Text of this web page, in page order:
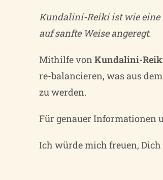
Kundalini-Reiki ist wie eine
auf sanfte Weise angeregt.
Mithilfe vonKundalini-
re-balancieren, was aus
zu werden.
Für genauer Informationen
Ich würde mich freuen, Dich